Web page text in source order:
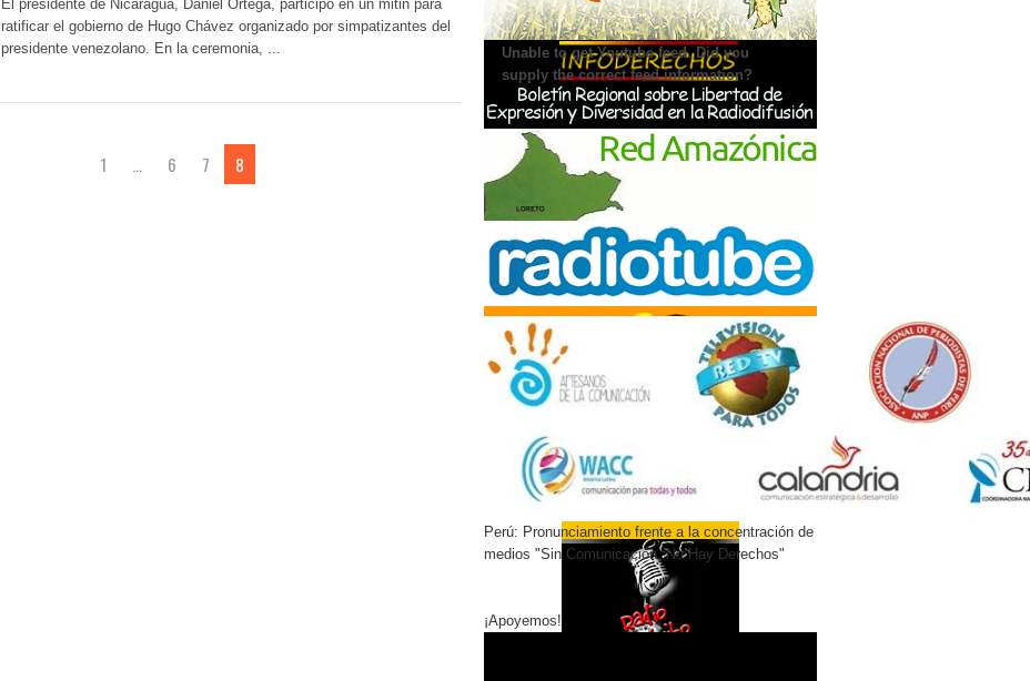
El presidente de Nicaragua, Daniel Ortega, participó en un mitin para
ratificar el gobierno de Hugo Chávez organizado por simpatizantes del
presidente venezolano. En la ceremonia, ...
1 6 7 8
Unable to get Youtube feed. Did you
supply the correct feed information?
PRONUNCIAMIENTO
Perú: Pronunciamiento frente a la concentración de
medios "Sin Comunicación, No Hay Derechos"
¡Apoyemos!